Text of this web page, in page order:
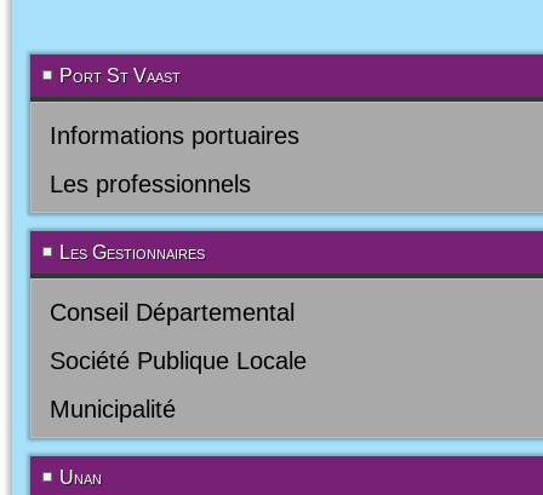
Port St Vaast
Informations portuaires
Les professionnels
Les Gestionnaires
Conseil Départemental
Société Publique Locale
Municipalité
Unan